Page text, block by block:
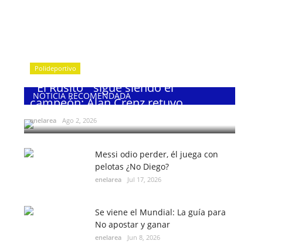
NOTICIA RECOMENDADA
Polideportivo
¨El Rusito¨ sigue siendo el
campeón: Alan Crenz retuvo...
enelarea Ago 2, 2026
Messi odio perder, él juega con
pelotas ¿No Diego?
enelarea Jul 17, 2026
Se viene el Mundial: La guía para
No apostar y ganar
enelarea Jun 8, 2026